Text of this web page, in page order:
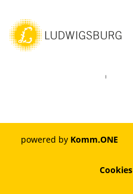
LinkedIn
powered by Komm.ONE
Cookies